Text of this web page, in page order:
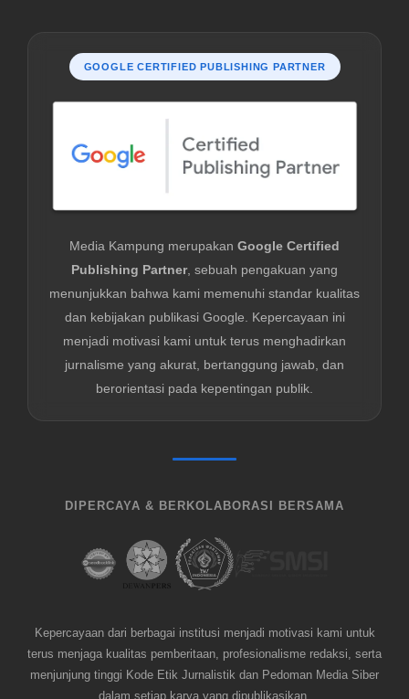
GOOGLE CERTIFIED PUBLISHING PARTNER
Media Kampung merupakan Google Certified
Publishing Partner, sebuah pengakuan yang
menunjukkan bahwa kami memenuhi standar kualitas
dan kebijakan publikasi Google. Kepercayaan ini
menjadi motivasi kami untuk terus menghadirkan
jurnalisme yang akurat, bertanggung jawab, dan
berorientasi pada kepentingan publik.
DIPERCAYA & BERKOLABORASI BERSAMA
Kepercayaan dari berbagai institusi menjadi motivasi kami untuk
terus menjaga kualitas pemberitaan, profesionalisme redaksi, serta
menjunjung tinggi Kode Etik Jurnalistik dan Pedoman Media Siber
dalam setiap karya yang dipublikasikan.